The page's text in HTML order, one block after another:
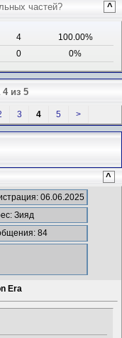
частей? ^
4
100.00%
0 0%
из 5
3 4 5 >
^
06.06.2025
Зияд
84
Era